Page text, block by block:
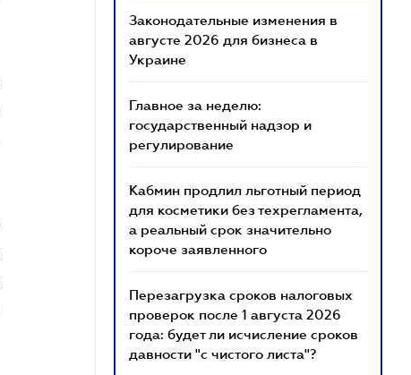
Законодательные изменения в
августе 2026 для бизнеса в
Украине
Главное за неделю:
государственный надзор и
регулирование
Кабмин продлил льготный период
для косметики без техрегламента,
а реальный срок значительно
короче заявленного
Перезагрузка сроков налоговых
проверок после 1 августа 2026
года: будет ли исчисление сроков
давности "с чистого листа"?